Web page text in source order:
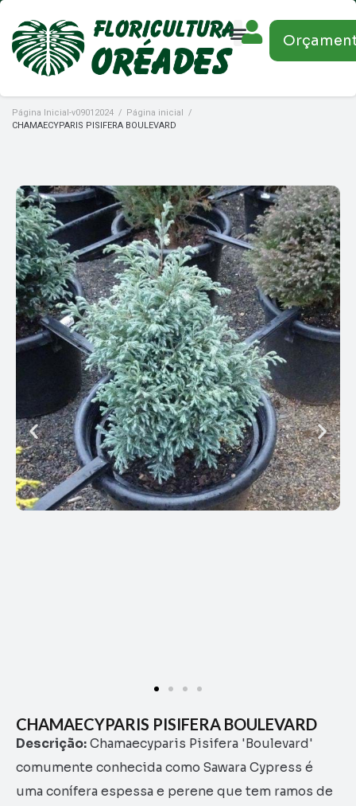
Página Inicial-v09012024 / Página inicial
/
CHAMAECYPARIS PISIFERA BOULEVARD
CHAMAECYPARIS PISIFERA BOULEVARD
Descrição: Chamaecyparis Pisifera 'Boulevard'
comumente conhecida como Sawara Cypress é
uma conífera espessa e perene que tem ramos de